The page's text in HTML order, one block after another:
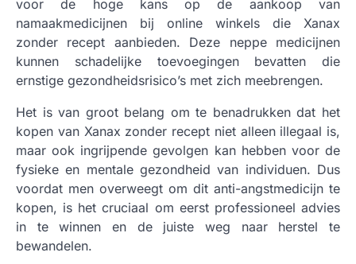
voor de hoge kans op de aankoop van
namaakmedicijnen bij online winkels die Xanax
zonder recept aanbieden. Deze neppe medicijnen
kunnen schadelijke toevoegingen bevatten die
ernstige gezondheidsrisico’s met zich meebrengen.
Het is van groot belang om te benadrukken dat het
kopen van Xanax zonder recept niet alleen illegaal is,
maar ook ingrijpende gevolgen kan hebben voor de
fysieke en mentale gezondheid van individuen. Dus
voordat men overweegt om dit anti-angstmedicijn te
kopen, is het cruciaal om eerst professioneel advies
in te winnen en de juiste weg naar herstel te
bewandelen.